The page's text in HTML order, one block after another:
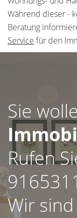
Während dieser -
Beratung
Service für den
Sie
Rufen
9165311
Wir